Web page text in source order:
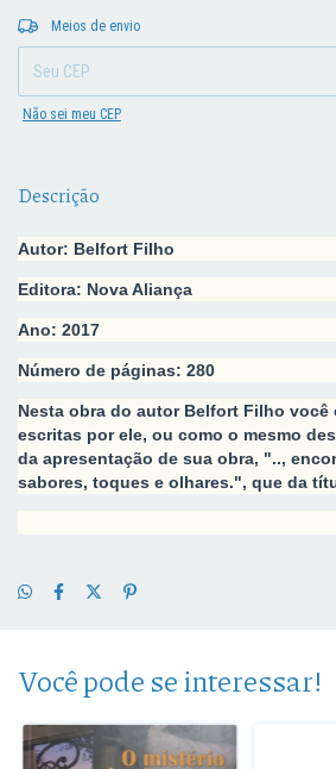
Entregas para o CEP:
Meios de envio
Não sei meu CEP
Descrição
Autor: Belfort Filho
Editora: Nova Aliança
Ano: 2017
Número de páginas: 280
Nesta obra do autor Belfort Filho
escritas por ele, ou como o mesmo
da apresentação de sua obra, "..,
sabores, toques e olhares.", que da
Você pode se interessar!